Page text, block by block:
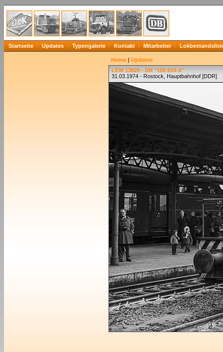
Startseite Updates Typengalerie Kontakt Mitarbeiter
Home | Updates
LEW 13820 - DR "106 834-5"
31.03.1974 - Rostock, Hauptbahnhof [DDR]